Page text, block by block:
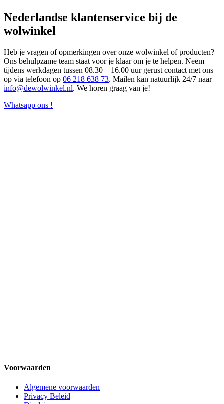
Nederlandse klantenservice bij de
wolwinkel
Heb je vragen of opmerkingen over onze wolwinkel of producten?
Ons behulpzame team staat voor je klaar om je te helpen. Neem
tijdens werkdagen tussen 08.30 – 16.00 uur gerust contact met ons
op via telefoon op 06 218 638 73. Mailen kan natuurlijk 24/7 naar
info@dewolwinkel.nl. We horen graag van je!
Whatsapp ons !
Voorwaarden
Algemene voorwaarden
Privacy Beleid